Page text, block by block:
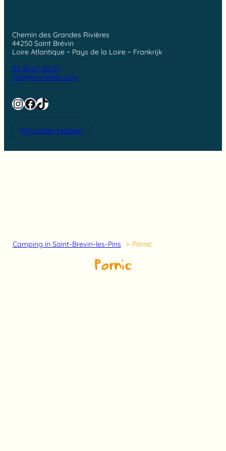
Chemin des Grandes Rivières
44250 Saint Brévin
Loire Atlantique ~ Pays de la Loire ~ Frankrijk
02 40 27 40 25
info@rochelets.com
Instagram
Facebook
TikTok
Mijn saldo betalen
Camping in Saint-Brevin-les-Pins Pornic
Pornic